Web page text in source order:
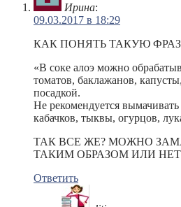
Ирина:
09.03.2017 в 18:29
КАК ПОНЯТЬ ТАКУЮ
«В соке алоэ можно
томатов, баклажанов,
посадкой.
Не рекомендуется
кабачков, тыквы, огурцов,
ТАК ВСЕ ЖЕ? МОЖНО
ТАКИМ ОБРАЗОМ ИЛИ
Ответить